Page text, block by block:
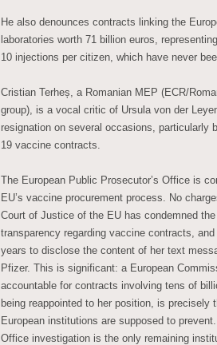
He also denounces contracts linking the
laboratories worth 71 billion euros,
10 injections per citizen, which have never
Cristian Terheș, a Romanian MEP (ECR/
group), is a vocal critic of Ursula von der
resignation on several occasions, particularly
19 vaccine contracts.
The European Public Prosecutor’s Office is
EU’s vaccine procurement process. No
Court of Justice of the EU has condemned
transparency regarding vaccine contracts,
years to disclose the content of her text
Pfizer. This is significant: a European
accountable for contracts involving tens of
being reappointed to her position, is precisely
European institutions are supposed to
Office investigation is the only remaining